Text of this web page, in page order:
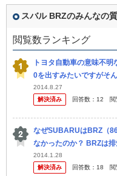
スバル BRZのみんなの
閲覧数ランキング
トヨタ自動車の意味不
0を出すみたいですがそ
販して欲しいです‼︎ 新車
2014.8.27
解決済み
回答数： 12 閲
なぜSUBARUはBRZ（
なかったのか？ BRZは
りません。 レガシーの
2014.1.28
解決済み
回答数： 18 閲